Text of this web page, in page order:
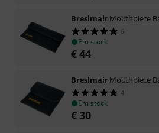
Breslmair Mouthpiece
6
Em stock
€44
Breslmair Mouthpiece
4
Em stock
€ 30